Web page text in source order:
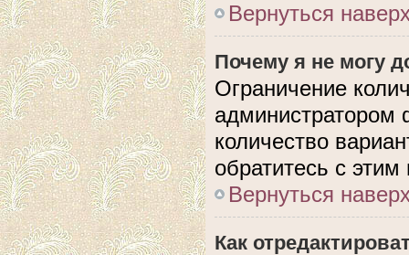
Вернуться
Почему я не могу
Ограничение
количество
обратитесь с
Вернуться
Как